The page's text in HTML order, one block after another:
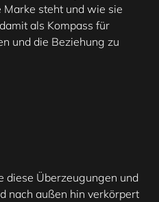
steht und wie sie
als Kompass für
und die Beziehung zu
diese Überzeugungen und
nach außen hin verkörpert